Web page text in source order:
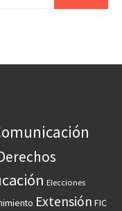
Elecciones
Extensión FIC